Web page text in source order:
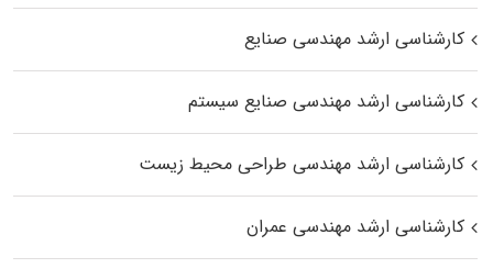
کارشناسی ارشد مهندسی صنایع
کارشناسی ارشد مهندسی صنایع سیستم
کارشناسی ارشد مهندسی طراحی محیط زیست
کارشناسی ارشد مهندسی عمران